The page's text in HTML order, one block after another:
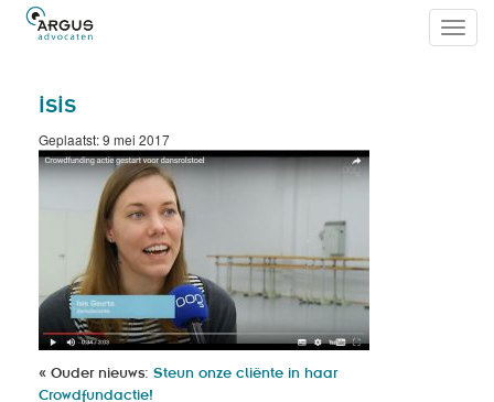
isis
Geplaatst: 9 mei 2017
« Ouder nieuws: Steun onze cliënte in haar
Crowdfundactie!